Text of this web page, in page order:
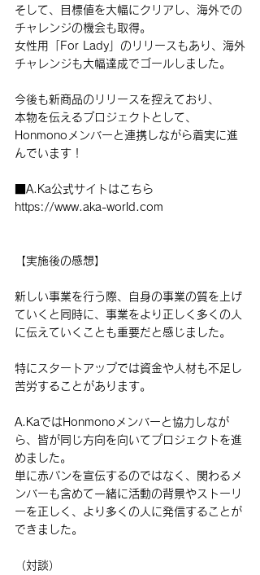
そして、目標値を大幅にクリアし、海外での
チャレンジの機会も取得。
女性用「For Lady」のリリースもあり、海外
チャレンジも大幅達成でゴールしました。
今後も新商品のリリースを控えており、
本物を伝えるプロジェクトとして、
Honmonoメンバーと連携しながら着実に進
んでいます！
■A.Ka公式サイトはこちら
https://www.aka-world.com
【実施後の感想】
新しい事業を行う際、自身の事業の質を上げ
ていくと同時に、事業をより正しく多くの人
に伝えていくことも重要だと感じました。
特にスタートアップでは資金や人材も不足し
苦労することがあります。
A.KaではHonmonoメンバーと協力しなが
ら、皆が同じ方向を向いてプロジェクトを進
めました。
単に赤パンを宣伝するのではなく、関わるメ
ンバーも含めて一緒に活動の背景やストーリ
ーを正しく、より多くの人に発信することが
できました。
（対談）